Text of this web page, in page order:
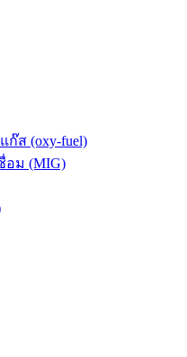
ก๊ส (oxy-fuel)
อม (MIG)